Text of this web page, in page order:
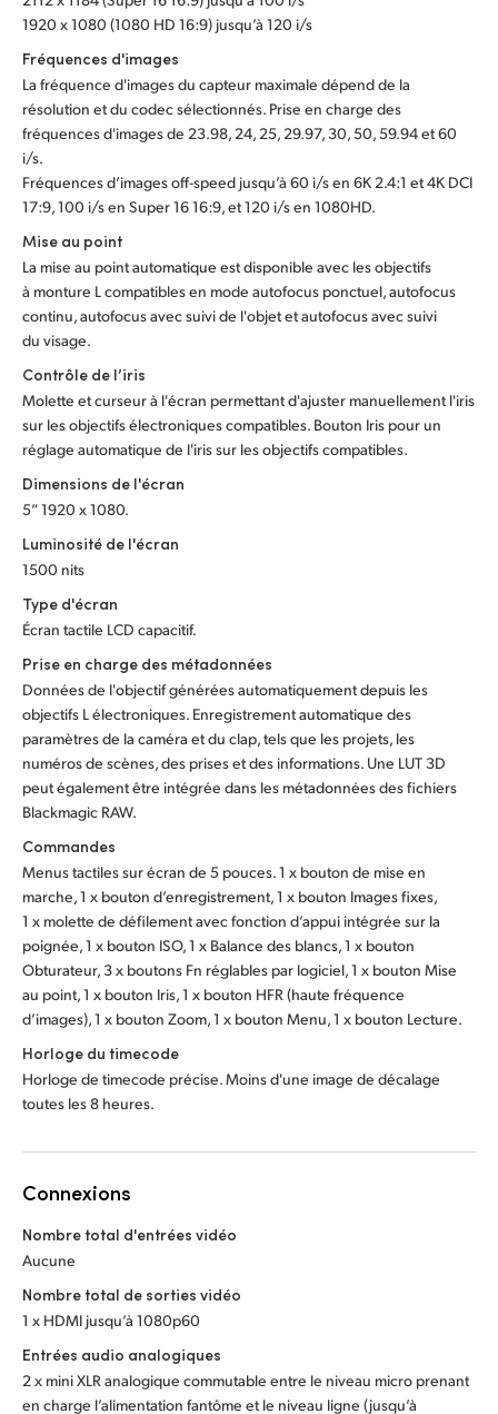
United States
1920 x 1080 (1080 HD 16:9) jusqu’à 120 i/s
Fréquences d'images
La fréquence d'images du capteur maximale dépend de la
résolution et du codec sélectionnés. Prise en charge des
fréquences d'images de 23.98, 24, 25, 29.97, 30, 50, 59.94 et 60
i/s.
Fréquences d’images off-speed jusqu’à 60 i/s en 6K 2.4:1 et 4K DCI
17:9, 100 i/s en Super 16 16:9, et 120 i/s en 1080HD.
Mise au point
La mise au point automatique est disponible avec les objectifs
à monture L compatibles en mode autofocus ponctuel, autofocus
continu, autofocus avec suivi de l'objet et autofocus avec suivi
du visage.
Contrôle de l’iris
Molette et curseur à l'écran permettant d'ajuster manuellement l'iris
sur les objectifs électroniques compatibles. Bouton Iris pour un
réglage automatique de l'iris sur les objectifs compatibles.
Dimensions de l'écran
5” 1920 x 1080.
Luminosité de l'écran
1500 nits
Type d'écran
Écran tactile LCD capacitif.
Prise en charge des métadonnées
Données de l'objectif générées automatiquement depuis les
objectifs L électroniques. Enregistrement automatique des
paramètres de la caméra et du clap, tels que les projets, les
numéros de scènes, des prises et des informations. Une LUT 3D
peut également être intégrée dans les métadonnées des fichiers
Blackmagic RAW.
Commandes
Menus tactiles sur écran de 5 pouces. 1 x bouton de mise en
marche, 1 x bouton d’enregistrement, 1 x bouton Images fixes,
1 x molette de défilement avec fonction d’appui intégrée sur la
poignée, 1 x bouton ISO, 1 x Balance des blancs, 1 x bouton
Obturateur, 3 x boutons Fn réglables par logiciel, 1 x bouton Mise
au point, 1 x bouton Iris, 1 x bouton HFR (haute fréquence
d’images), 1 x bouton Zoom, 1 x bouton Menu, 1 x bouton Lecture.
Horloge du timecode
Horloge de timecode précise. Moins d'une image de décalage
toutes les 8 heures.
Connexions
Nombre total d'entrées vidéo
Aucune
Nombre total de sorties vidéo
1 x HDMI jusqu’à 1080p60
Entrées audio analogiques
2 x mini XLR analogique commutable entre le niveau micro prenant
en charge l’alimentation fantôme et le niveau ligne (jusqu’à